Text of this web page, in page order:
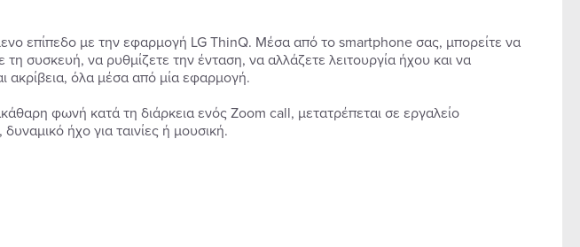
επίπεδο με την εφαρμογή LG ThinQ. Μέσα από το smartphone σας, μπορείτε να
συσκευή, να ρυθμίζετε την ένταση, να αλλάζετε λειτουργία ήχου και να
ακρίβεια, όλα μέσα από μία εφαρμογή.
φωνή κατά τη διάρκεια ενός Zoom call, μετατρέπεται σε εργαλείο
ήχο για ταινίες ή μουσική.